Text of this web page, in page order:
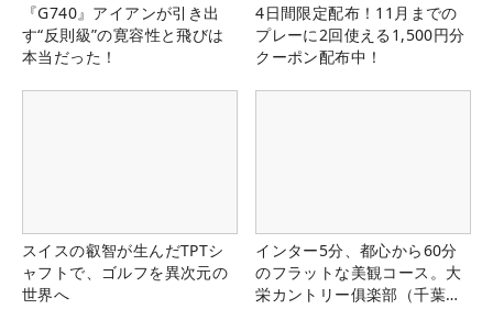
『G740』アイアンが引き出
す“反則級”の寛容性と飛びは
本当だった！
4日間限定配布！11月までの
プレーに2回使える1,500円分
クーポン配布中！
スイスの叡智が生んだTPTシ
ャフトで、ゴルフを異次元の
世界へ
インター5分、都心から60分
のフラットな美観コース。大
栄カントリー俱楽部（千葉